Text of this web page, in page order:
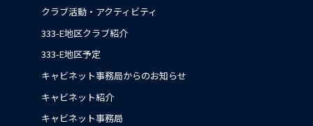
クラブ活動・アクティビティ
333-E地区クラブ紹介
333-E地区予定
キャビネット事務局からのお知らせ
キャビネット紹介
キャビネット事務局